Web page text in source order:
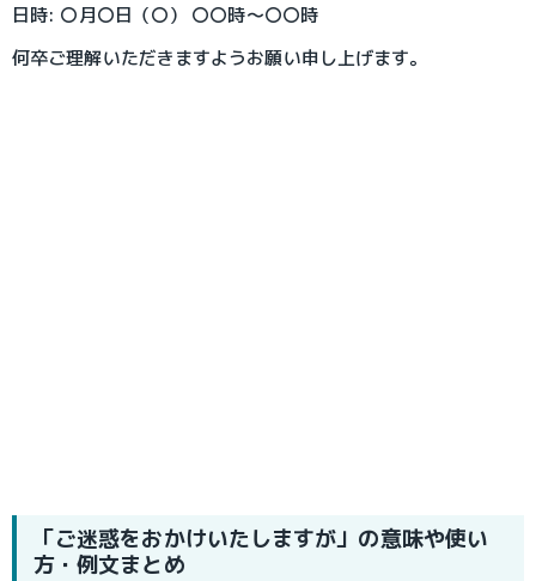
日時: 〇月〇日（〇） 〇〇時～〇〇時
何卒ご理解いただきますようお願い申し上げます。
「ご迷惑をおかけいたしますが」の意味や使い
方・例文まとめ